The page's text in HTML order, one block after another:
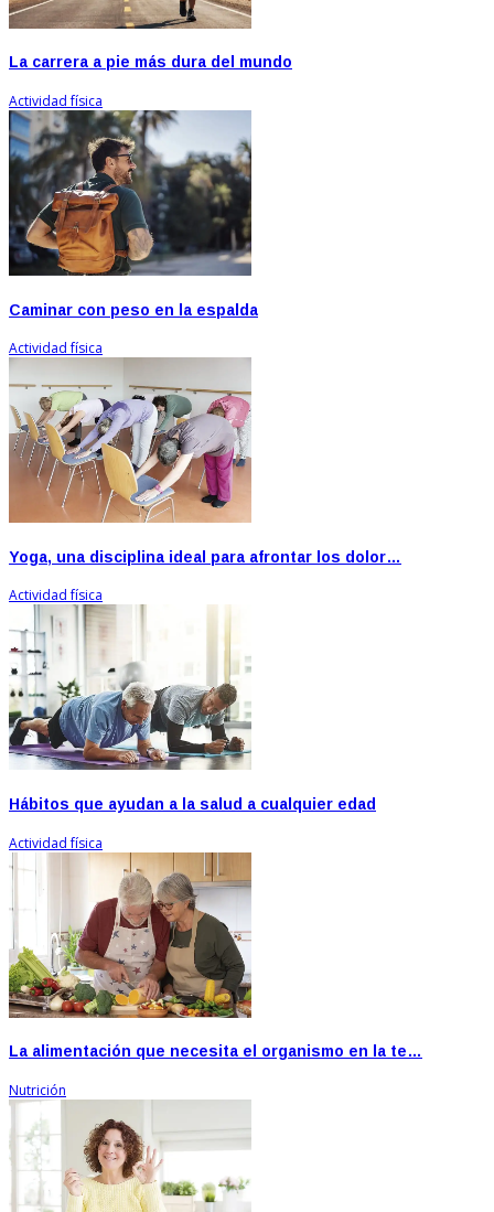
La carrera a pie más dura del mundo
Actividad física
Caminar con peso en la espalda
Actividad física
Yoga, una disciplina ideal para afrontar los dolor…
Actividad física
Hábitos que ayudan a la salud a cualquier edad
Actividad física
La alimentación que necesita el organismo en la te…
Nutrición